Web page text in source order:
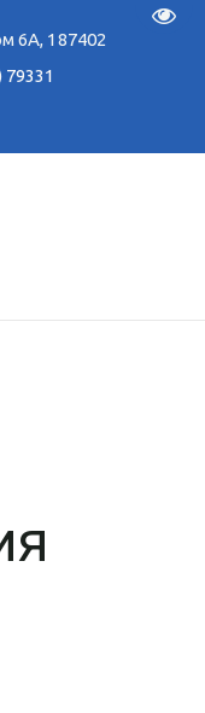
6А, 187402
79331